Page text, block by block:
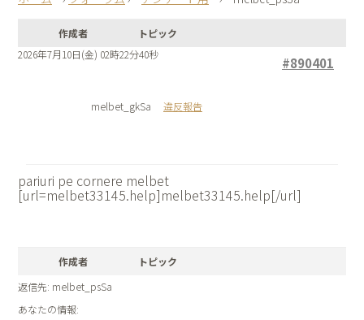
作成者
トピック
2026年7月10日(金) 02時22分40秒
#890401
melbet_gkSa 違反報告
pariuri pe cornere melbet
[url=melbet33145.help]melbet33145.help[/url]
作成者
トピック
返信先: melbet_psSa
あなたの情報: